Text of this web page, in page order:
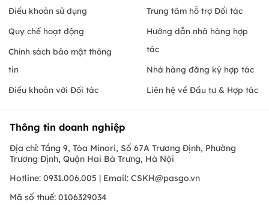
Điều khoản sử dụng
Quy chế hoạt động
Chính sách bảo mật thông
tin
Điều khoản với Đối tác
Trung tâm hỗ trợ Đối tác
Hướng dẫn nhà hàng hợp
tác
Nhà hàng đăng ký hợp tác
Liên hệ về Đầu tư & Hợp tác
Thông tin doanh nghiệp
Địa chỉ: Tầng 9, Tòa Minori, Số 67A Trương Định, Phường
Trương Định, Quận Hai Bà Trưng, Hà Nội
Hotline: 0931.006.005 | Email: CSKH@pasgo.vn
Mã số thuế: 0106329034